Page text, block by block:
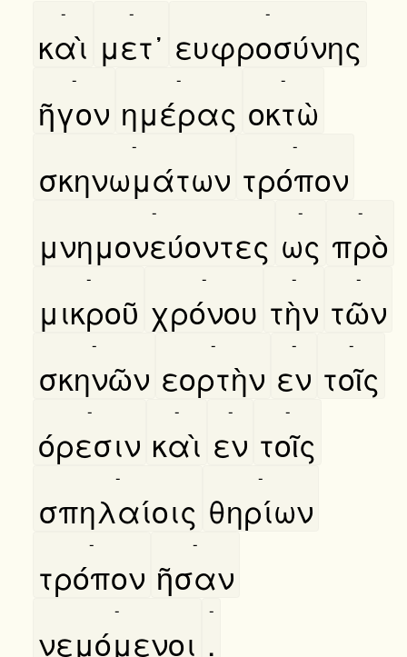
καὶ
-
μετ᾿
-
ευφροσύνης
-
ῆγον
-
ημέρας
-
οκτὼ
-
σκηνωμάτων
-
τρόπον
-
μνημονεύοντες
-
ως
-
πρὸ
-
μικροῦ
-
χρόνου
-
τὴν
-
τῶν
-
σκηνῶν
-
εορτὴν
-
εν
-
τοῖς
-
όρεσιν
-
καὶ
-
εν
-
τοῖς
-
σπηλαίοις
-
θηρίων
-
τρόπον
-
ῆσαν
-
νεμόμενοι
-
.
-